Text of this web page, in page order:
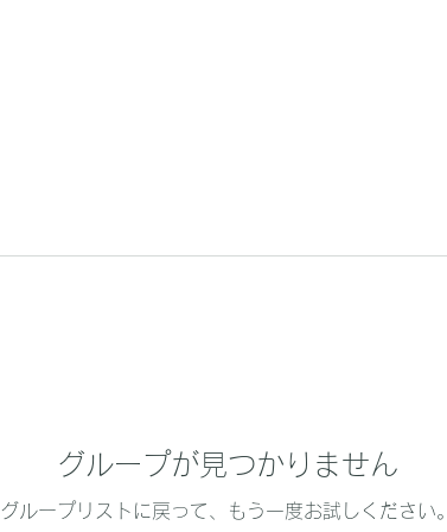
グループが見つかりません
グループリストに戻って、もう一度お試しください。